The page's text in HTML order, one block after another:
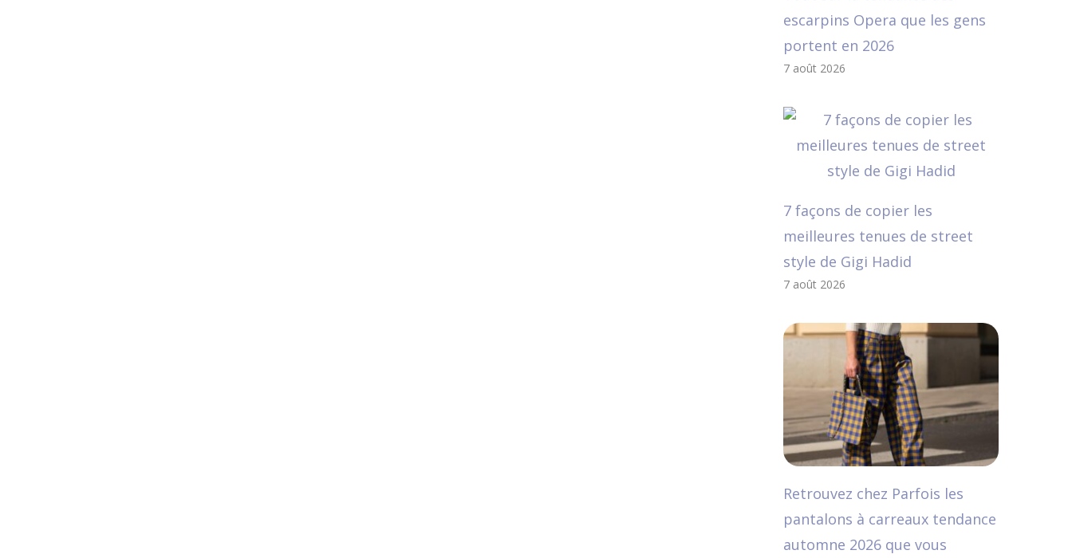
escarpins Opera que les gens
portent en 2026
7 août 2026
7 façons de copier les
meilleures tenues de street
style de Gigi Hadid
7 août 2026
Retrouvez chez Parfois les
pantalons à carreaux tendance
automne 2026 que vous